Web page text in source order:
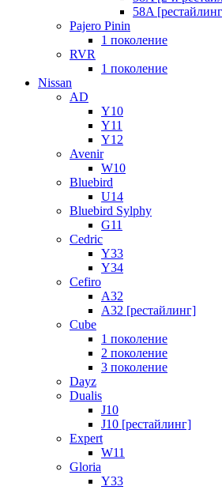
58A
Pajero Pinin
1 поколение
RVR
1 поколение
Nissan
AD
Y10
Y11
Y12
Avenir
W10
Bluebird
U14
Bluebird Sylphy
G11
Cedric
Y33
Y34
Cefiro
A32
A32 [рестайлинг]
Cube
1 поколение
2 поколение
3 поколение
Dayz
Dualis
J10
J10 [рестайлинг]
Expert
W11
Gloria
Y33